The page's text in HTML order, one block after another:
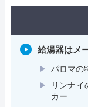
給湯器はメ
パロマの
リンナイ
カー